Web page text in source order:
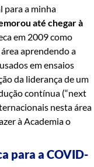
para a minha
até chegar à
em 2009 como
aprendendo a
em ensaios
da liderança de um
contínua (“next
nesta área
à Academia o
para a COVID-